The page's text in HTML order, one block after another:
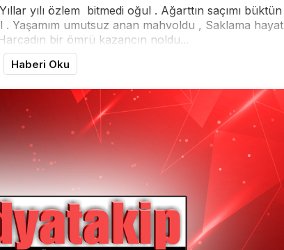
yılı özlem bitmedi oğul . Ağarttın saçımı büktün
Yaşamım umutsuz anan mahvoldu , Saklama hayat
bir ömrü kazancın noldu...
Haberi Oku